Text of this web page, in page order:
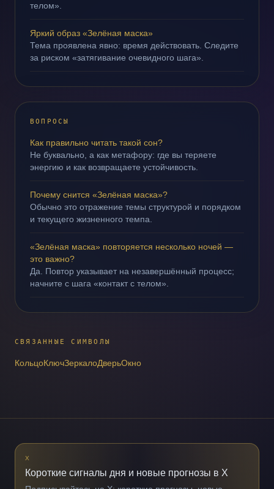
телом».
Яркий образ «Зелёная маска»
Тема проявлена явно: время действовать. Следите
за риском «затягивание очевидного шага».
ВОПРОСЫ
Как правильно читать такой сон?
Не буквально, а как метафору: где вы теряете
энергию и как возвращаете устойчивость.
Почему снится «Зелёная маска»?
Обычно это отражение темы структурой и порядком
и текущего жизненного темпа.
«Зелёная маска» повторяется несколько ночей —
это важно?
Да. Повтор указывает на незавершённый процесс;
начните с шага «контакт с телом».
СВЯЗАННЫЕ СИМВОЛЫ
КольцоКлючЗеркалоДверьОкно
X
Короткие сигналы дня и новые прогнозы в X